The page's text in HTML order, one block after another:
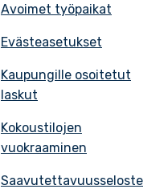
Avoimet työpaikat
Evästeasetukset
Kaupungille osoitetut
laskut
Kokoustilojen
vuokraaminen
Saavutettavuusseloste